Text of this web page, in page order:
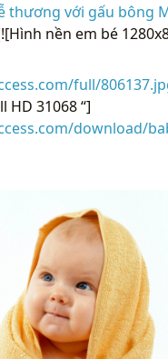
thương với gấu bông
nền em bé
full/
HD 31068 “]
download/